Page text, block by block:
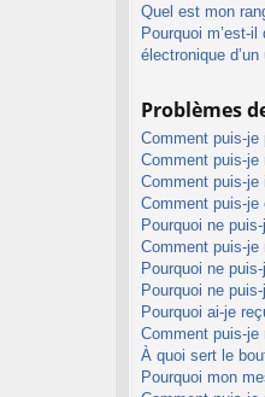
Quel est mon
Pourquoi m’est-
électronique
Problèmes
Comment puis-je
Comment puis-je
Comment puis-je
Comment puis-je
Pourquoi ne
Comment puis-je
Pourquoi ne
Pourquoi ne
Pourquoi ai-je
Comment puis-je
À quoi sert le
Pourquoi mon